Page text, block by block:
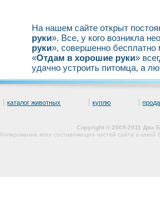
На нашем сайте открыт
руки». Все, у кого возникла
руки», совершенно бесплатно
«Отдам в хорошие руки»
удачно устроить питомца, а
каталог животных куплю
Copyright © 2009-2011 Два
Копирование всех составляющих частей сайта в